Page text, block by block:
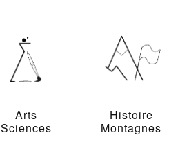
Arts
Sciences
Histoire
Montagnes